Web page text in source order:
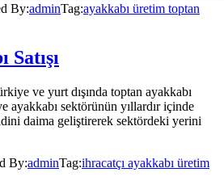
By:adminTag:ayakkabı üretim toptan
Satışı
ve yurt dışında toptan ayakkabı
ayakkabı sektörünün yıllardır içinde
daima geliştirerek sektördeki yerini
By:adminTag:ihracatçı ayakkabı üretim